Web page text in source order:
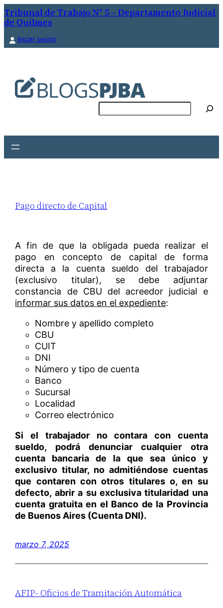
Tribunal de Trabajo N° 5 – Departamento Judicial
de Quilmes
Iniciar sesión
Pago directo de Capital
A fin de que la obligada pueda realizar el
pago en concepto de capital de forma
directa a la cuenta sueldo del trabajador
(exclusivo titular), se debe adjuntar
constancia de CBU del acreedor judicial e
informar sus datos en el expediente:
Nombre y apellido completo
CBU
CUIT
DNI
Número y tipo de cuenta
Banco
Sucursal
Localidad
Correo electrónico
Si el trabajador no contara con cuenta
sueldo, podrá denunciar cualquier otra
cuenta bancaria de la que sea único y
exclusivo titular, no admitiéndose cuentas
que contaren con otros titulares o, en su
defecto, abrir a su exclusiva titularidad una
cuenta gratuita en el Banco de la Provincia
de Buenos Aires (Cuenta DNI).
marzo 7, 2025
AFIP- Oficios de Tramitación Automática